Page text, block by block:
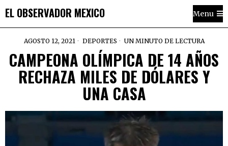
EL OBSERVADOR MEXICO Menu
AGOSTO 12, 2021 DEPORTES UN MINUTO DE LECTURA
CAMPEONA OLÍMPICA DE 14 AÑOS
RECHAZA MILES DE DÓLARES Y
UNA CASA